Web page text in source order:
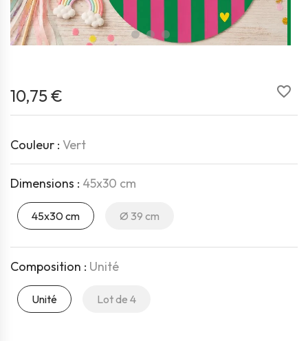
favorite_border
10,75 €
Couleur : Vert
Dimensions : 45x30 cm
45x30 cm Ø 39 cm
Composition : Unité
Unité Lot de 4